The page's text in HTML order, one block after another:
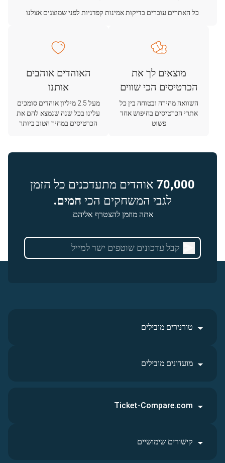
כל האתרים עוברים בדיקות אמינות קפדניות לפני שמוצגים אצלנו
מוצאים לך את
הכרטיסים הכי שווים
השוואה מהירה ובטוחה בין כל
אתרי הכרטיסים בחיפוש אחד
פשוט
האוהדים אוהבים
אותנו
מעל 2.5 מיליון אוהדים סומכים
עלינו בכל שנה שנמצא להם את
הכרטיסים במחיר הטוב ביותר
70,000 אוהדים מתעדכנים כל הזמן
לגבי המשחקים הכי חמים.
אתה מוזמן להצטרף אליהם.
טורנירים מובילים
מועדונים מובילים
Ticket-Compare.com
קישורים שימושיים